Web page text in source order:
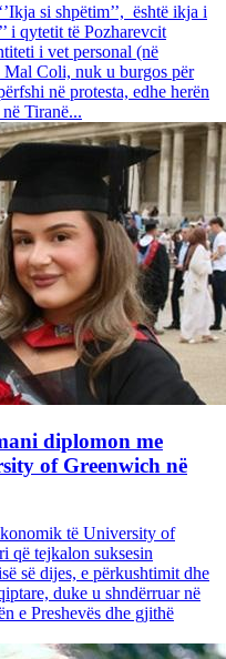
si shpëtim’’, është ikja i
i qytetit të Pozharevcit
i vet personal (në
Coli, nuk u burgos për
në protesta, edhe herën
Tiranë...
diplomon me
of Greenwich në
të University of
që tejkalon suksesin
së dijes, e përkushtimit dhe
duke u shndërruar në
e Preshevës dhe gjithë